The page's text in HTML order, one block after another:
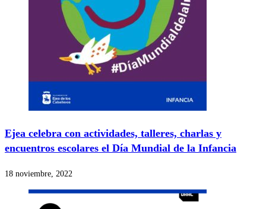
Ejea celebra con actividades, talleres, charlas y
encuentros escolares el Día Mundial de la Infancia
18 noviembre, 2022